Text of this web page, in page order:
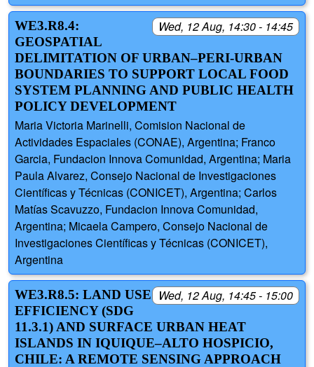
Wed, 12 Aug, 14:30 - 14:45
WE3.R8.4:
GEOSPATIAL
DELIMITATION OF URBAN–PERI-URBAN
BOUNDARIES TO SUPPORT LOCAL FOOD
SYSTEM PLANNING AND PUBLIC HEALTH
POLICY DEVELOPMENT
Maria Victoria Marinelli, Comision Nacional de
Actividades Espaciales (CONAE), Argentina; Franco
Garcia, Fundacion Innova Comunidad, Argentina; Maria
Paula Alvarez, Consejo Nacional de Investigaciones
Científicas y Técnicas (CONICET), Argentina; Carlos
Matías Scavuzzo, Fundacion Innova Comunidad,
Argentina; Micaela Campero, Consejo Nacional de
Investigaciones Científicas y Técnicas (CONICET),
Argentina
Wed, 12 Aug, 14:45 - 15:00
WE3.R8.5: LAND USE
EFFICIENCY (SDG
11.3.1) AND SURFACE URBAN HEAT
ISLANDS IN IQUIQUE–ALTO HOSPICIO,
CHILE: A REMOTE SENSING APPROACH